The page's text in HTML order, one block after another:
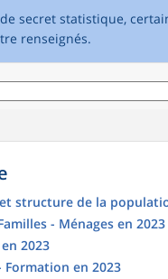
secret statistique,
renseignés.
structure de la
- Ménages en 2023
2023
Formation en 2023